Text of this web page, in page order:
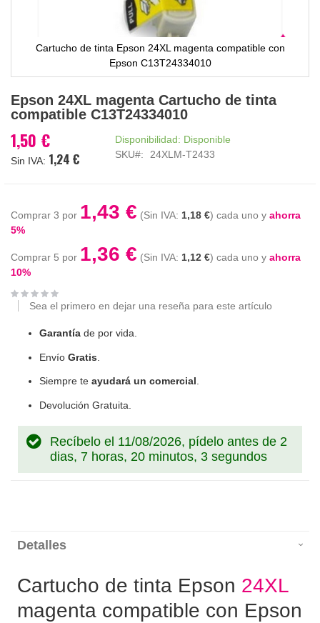
Cartucho de tinta Epson 24XL magenta compatible con
Epson C13T24334010
al
comienzo
la
galería
Epson 24XL magenta Cartucho de tinta
compatible C13T24334010
1,50 €
1,24 €
Disponibilidad: Disponible
SKU
24XLM-T2433
Comprar 3 por 1,43 € 1,18 € cada uno y ahorra
5%
Comprar 5 por 1,36 € 1,12 € cada uno y ahorra
10%
Sea el primero en dejar una reseña para este artículo
Garantía de por vida.
Envío Gratis
Siempre te ayudará un comercial.
Devolución Gratuita.
Recíbelo el 11/08/2026, pídelo antes de 2
dias, 7 horas, 20 minutos, 2 segundos
Detalles
Cartucho de tinta Epson 24XL
magenta compatible con Epson